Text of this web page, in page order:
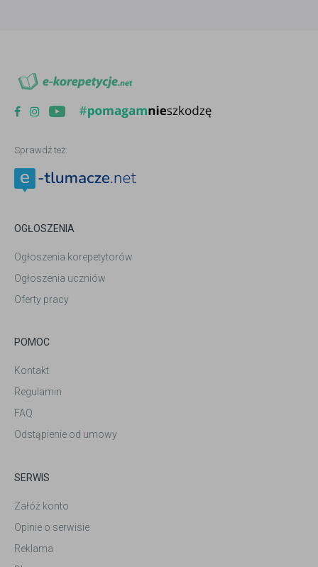
Sprawdź też:
OGŁOSZENIA
Ogłoszenia korepetytorów
Ogłoszenia uczniów
Oferty pracy
POMOC
Kontakt
Regulamin
FAQ
Odstąpienie od umowy
SERWIS
Załóż konto
Opinie o serwisie
Reklama